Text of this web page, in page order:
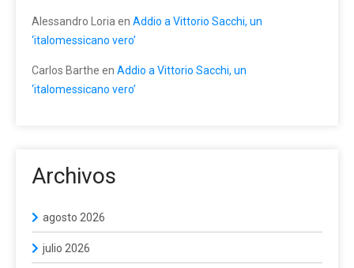
Alessandro Loria en Addio a Vittorio Sacchi, un
‘italomessicano vero’
Carlos Barthe en Addio a Vittorio Sacchi, un
‘italomessicano vero’
Archivos
agosto 2026
julio 2026